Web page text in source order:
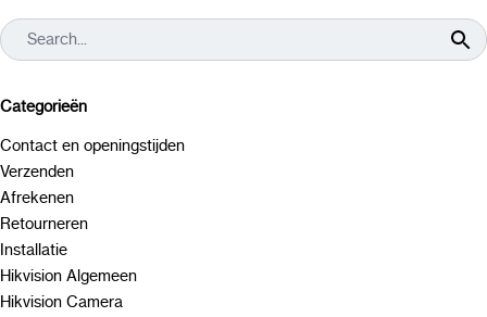
Categorieën
Contact en openingstijden
Verzenden
Afrekenen
Retourneren
Installatie
Hikvision Algemeen
Hikvision Camera